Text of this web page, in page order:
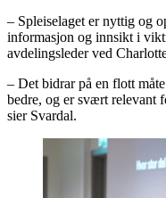
– Spleiselaget er nyttig og
informasjon og innsikt i
avdelingsleder ved
– Det bidrar på en flott
bedre, og er svært relevant
sier Svardal.